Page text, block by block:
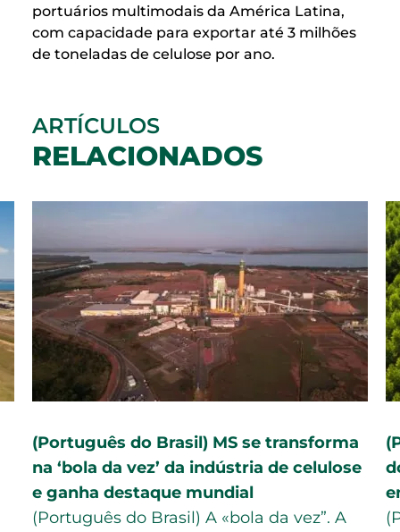
portuários multimodais da América Latina,
com capacidade para exportar até 3 milhões
de toneladas de celulose por ano.
ARTÍCULOS
RELACIONADOS
(Português do Brasil) MS se transforma
na ‘bola da vez’ da indústria de celulose
e ganha destaque mundial
(Português do Brasil) A «bola da vez”. A